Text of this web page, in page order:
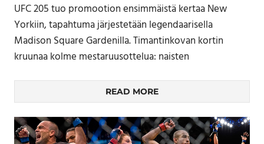
UFC 205 tuo promootion ensimmäistä kertaa New
Yorkiin, tapahtuma järjestetään legendaarisella
Madison Square Gardenilla. Timantinkovan kortin
kruunaa kolme mestaruusottelua: naisten
READ MORE